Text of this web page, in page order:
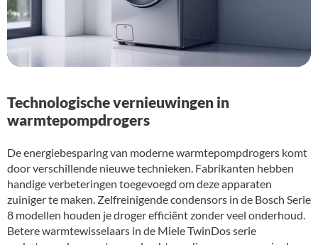
Technologische vernieuwingen in
warmtepompdrogers
De energiebesparing van moderne warmtepompdrogers komt
door verschillende nieuwe technieken. Fabrikanten hebben
handige verbeteringen toegevoegd om deze apparaten
zuiniger te maken. Zelfreinigende condensors in de Bosch Serie
8 modellen houden je droger efficiënt zonder veel onderhoud.
Betere warmtewisselaars in de Miele TwinDos serie